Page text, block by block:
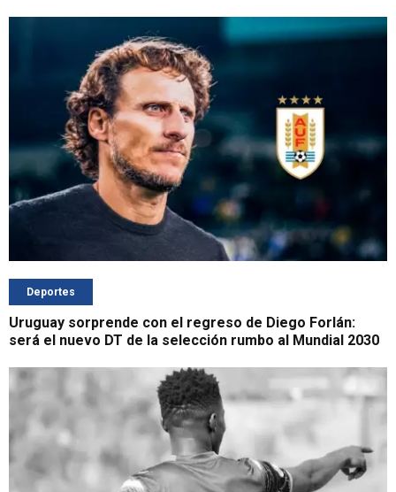
Deportes
Uruguay sorprende con el regreso de Diego Forlán:
será el nuevo DT de la selección rumbo al Mundial 2030